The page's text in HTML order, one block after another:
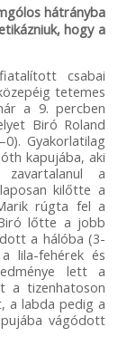
hátrányba
hogy a
csabai
tetemes
a 9. percben
Biró Roland
Gyakorlatilag
kapujába, aki
a
kilőtte a
rúgta fel a
lőtte a jobb
a hálóba (3-
lila-fehérek és
lett a
a tizenhatoson
a labda pedig a
vágódott